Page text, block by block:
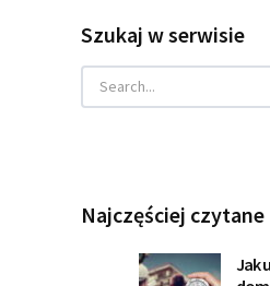
Szukaj w serwisie
Najczęściej czytane
Jak